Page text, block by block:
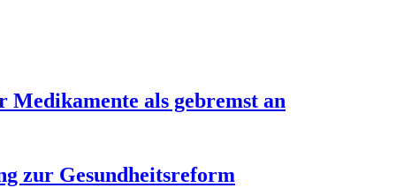
Medikamente als gebremst an
zur Gesundheitsreform